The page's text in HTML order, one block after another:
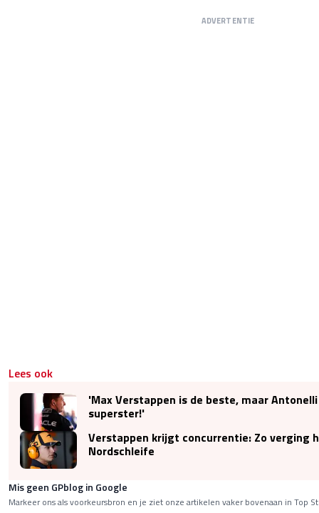
ADVERTENTIE
Lees ook
'Max Verstappen is de beste, maar
superster!'
Verstappen krijgt concurrentie: Zo verging
Nordschleife
Mis geen GPblog in Google
Markeer ons als voorkeursbron en je ziet onze artikelen vaker bovenaan in Top